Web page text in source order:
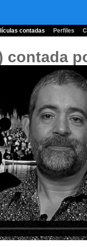
contadas Perfiles
contada